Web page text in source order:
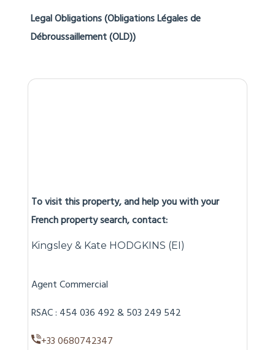
Legal Obligations (Obligations Légales de
Débroussaillement (OLD))
To visit this property, and help you with your
French property search, contact:
Kingsley & Kate HODGKINS (EI)
Agent Commercial
RSAC : 454 036 492 & 503 249 542
+33 0680742347